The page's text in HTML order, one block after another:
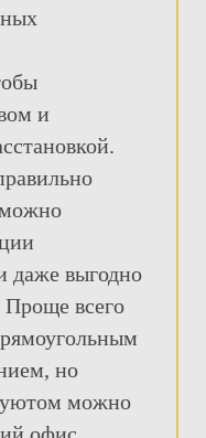
и
даже выгодно
Проще всего
но
можно